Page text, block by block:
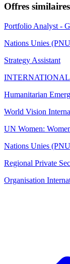
Offres similaires
Portfolio Analyst -
Nations Unies
Strategy Assistant
Humanitarian
World Vision
UN Women:
Nations Unies
Regional Private
Organisation